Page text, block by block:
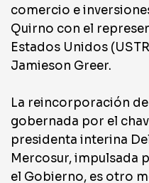
comercio e
Quirno con el
Estados Unidos
Jamieson Greer.
La reincorporación de
gobernada por el
presidenta interina
Mercosur, impulsada
el Gobierno, es otro